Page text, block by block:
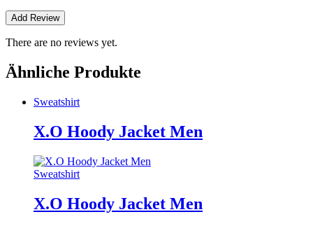
There are no reviews yet.
Ähnliche Produkte
Sweatshirt
X.O Hoody Jacket Men
Sweatshirt
X.O Hoody Jacket Men